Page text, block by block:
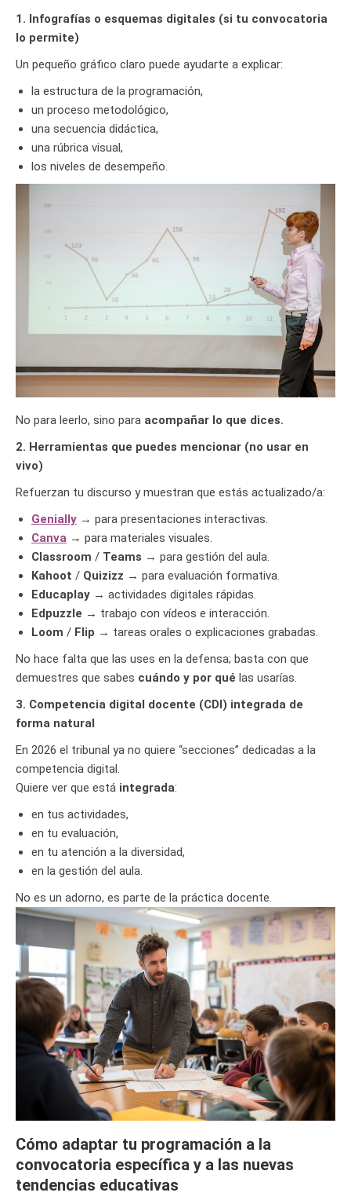
1. Infografías o esquemas digitales (si tu convocatoria
lo permite)
Un pequeño gráfico claro puede ayudarte a explicar:
la estructura de la programación,
un proceso metodológico,
una secuencia didáctica,
una rúbrica visual,
los niveles de desempeño.
No para leerlo, sino para acompañar lo que dices.
2. Herramientas que puedes mencionar (no usar en
vivo)
Refuerzan tu discurso y muestran que estás actualizado/a:
Genially → para presentaciones interactivas.
Canva → para materiales visuales.
Classroom / Teams → para gestión del aula.
Kahoot / Quizizz → para evaluación formativa.
Educaplay → actividades digitales rápidas.
Edpuzzle → trabajo con vídeos e interacción.
Loom / Flip → tareas orales o explicaciones grabadas.
No hace falta que las uses en la defensa; basta con que
demuestres que sabes cuándo y por qué las usarías.
3. Competencia digital docente (CDI) integrada de
forma natural
En 2026 el tribunal ya no quiere “secciones” dedicadas a la
competencia digital.
Quiere ver que está integrada:
en tus actividades,
en tu evaluación,
en tu atención a la diversidad,
en la gestión del aula.
No es un adorno, es parte de la práctica docente.
Cómo adaptar tu programación a la
convocatoria específica y a las nuevas
tendencias educativas